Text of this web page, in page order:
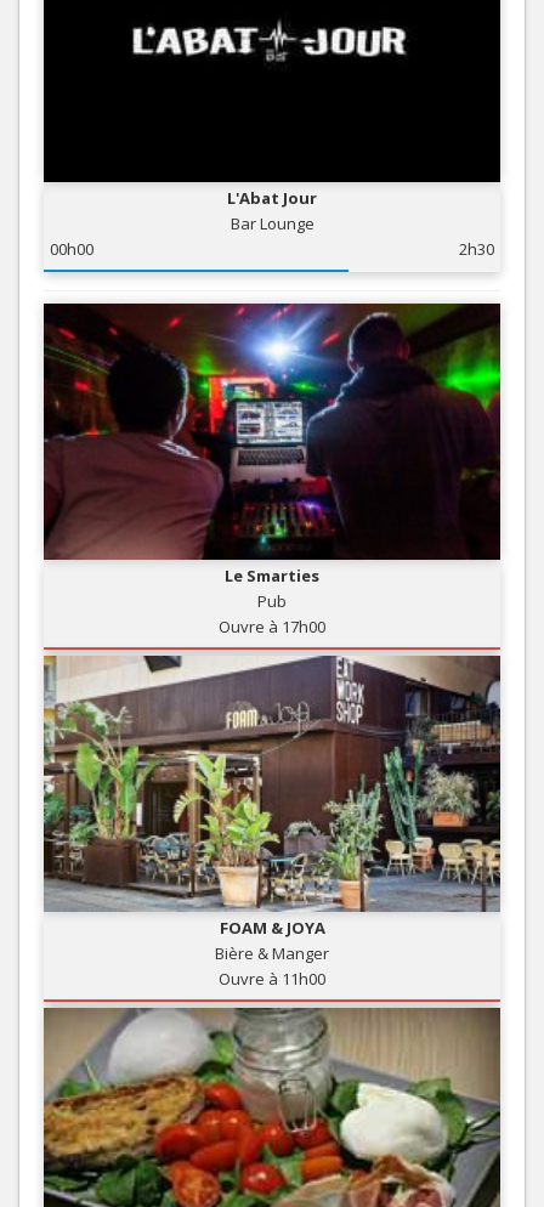
L'Abat Jour
Bar Lounge
00h00
2h30
Le Smarties
Pub
Ouvre à 17h00
FOAM & JOYA
Bière & Manger
Ouvre à 11h00